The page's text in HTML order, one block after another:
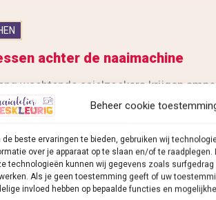
Beheer cookie
de beste ervaringen te bieden, gebruiken wij
over je apparaat op te slaan en/of te
technologieën kunnen wij gegevens zoals
Als je geen toestemming geeft of uw
invloed hebben op bepaalde functies en
achter de naaimachine
wachtende asielzoekers krijgen
actie: op tien locaties kunnen
Het is een succes: „Alles is
»